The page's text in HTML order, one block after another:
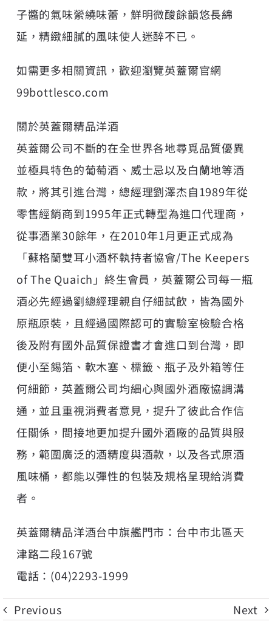
子醬的氣味縈繞味蕾，鮮明微酸餘韻悠長綿
延，精緻細膩的風味使人迷醉不已。
如需更多相關資訊，歡迎瀏覽英蓋爾官網
99bottlesco.com
關於英蓋爾精品洋酒
英蓋爾公司不斷的在全世界各地尋覓品質優異
並極具特色的葡萄酒、威士忌以及白蘭地等酒
款，將其引進台灣，總經理劉澤杰自1989年從
零售經銷商到1995年正式轉型為進口代理商，
從事酒業30餘年，在2010年1月更正式成為
「蘇格蘭雙耳小酒杯執持者協會/The Keepers
of The Quaich」終生會員，英蓋爾公司每一瓶
酒必先經過劉總經理親自仔細試飲，皆為國外
原瓶原裝，且經過國際認可的實驗室檢驗合格
後及附有國外品質保證書才會進口到台灣，即
便小至錫箔、軟木塞、標籤、瓶子及外箱等任
何細節，英蓋爾公司均細心與國外酒廠協調溝
通，並且重視消費者意見，提升了彼此合作信
任關係，間接地更加提升國外酒廠的品質與服
務，範圍廣泛的酒精度與酒款，以及各式原酒
風味桶，都能以彈性的包裝及規格呈現給消費
者。
英蓋爾精品洋酒台中旗艦門市：台中市北區天
津路二段167號
電話：(04)2293-1999
Previous Next